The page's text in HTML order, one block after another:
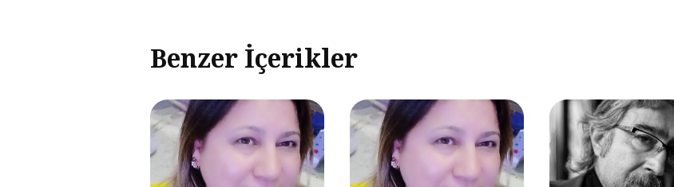
Benzer İçerikler